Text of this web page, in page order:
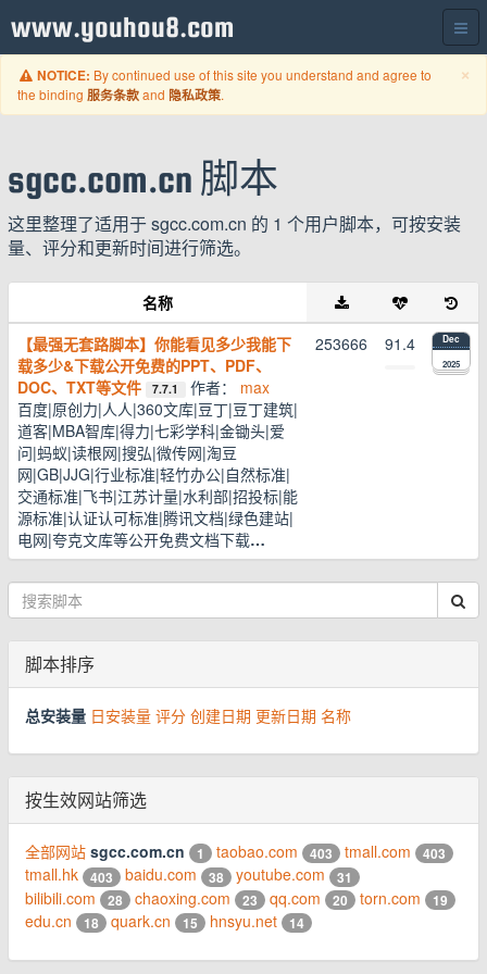
www.youhou8.com
×
NOTICE: By continued use of this site you understand and agree to
the binding 服务条款and 隐私政策.
sgcc.com.cn 脚本
这里整理了适用于 sgcc.com.cn 的 1 个用户脚本，可按安装
量、评分和更新时间进行筛选。
名称
【最强无套路脚本】你能看见多少我能下
载多少&下载公开免费的PPT、PDF、
DOC、TXT等文件
7.7.1 作者： max
百度|原创力|人人|360文库|豆丁|豆丁建筑|
道客|MBA智库|得力|七彩学科|金锄头|爱
问|蚂蚁|读根网|搜弘|微传网|淘豆
网|GB|JJG|行业标准|轻竹办公|自然标准|
交通标准|飞书|江苏计量|水利部|招投标|能
源标准|认证认可标准|腾讯文档|绿色建站|
电网|夸克文库等公开免费文档下载…
253666 91.4 Dec
2025
脚本排序
总安装量 日安装量 评分 创建日期 更新日期 名称
按生效网站筛选
全部网站 sgcc.com.cn 1 taobao.com 403 tmall.com 403
tmall.hk 403 baidu.com 38 youtube.com 31
bilibili.com 28 chaoxing.com 23 qq.com 20 torn.com 19
edu.cn 18 quark.cn 15 hnsyu.net 14